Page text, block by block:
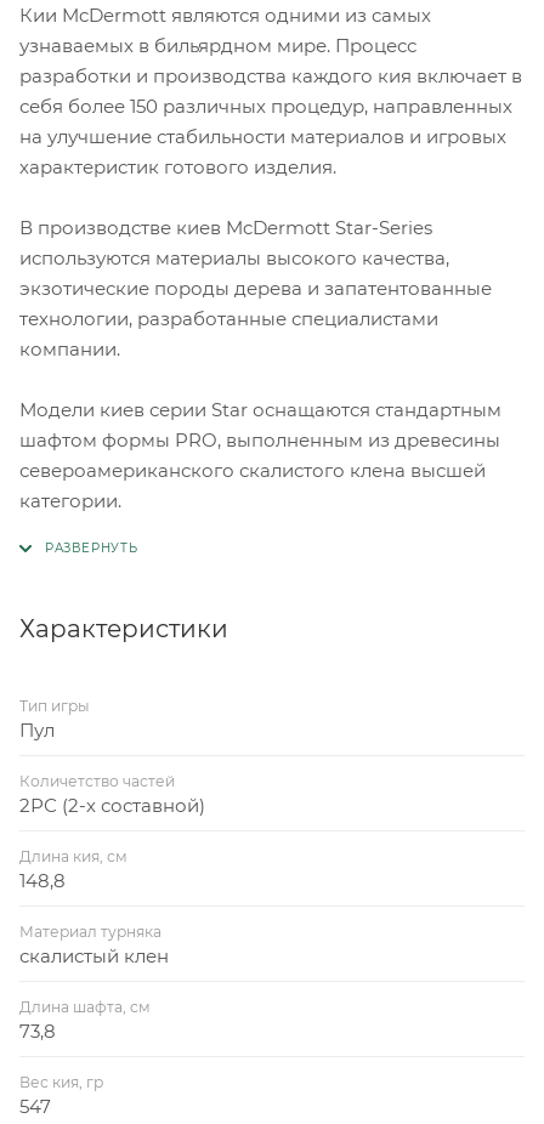
Кии McDermott являются одними из самых
узнаваемых в бильярдном мире. Процесс
разработки и производства каждого кия включает в
себя более 150 различных процедур, направленных
на улучшение стабильности материалов и игровых
характеристик готового изделия.
В производстве киев McDermott Star-Series
используются материалы высокого качества,
экзотические породы дерева и запатентованные
технологии, разработанные специалистами
компании.
Модели киев серии Star оснащаются стандартным
шафтом формы PRO, выполненным из древесины
североамериканского скалистого клена высшей
категории.
Характеристики
Тип игры
Пул
Количетство частей
2РС (2-х составной)
Длина кия, см
148,8
Материал турняка
скалистый клен
Длина шафта, см
73,8
Вес кия, гр
547